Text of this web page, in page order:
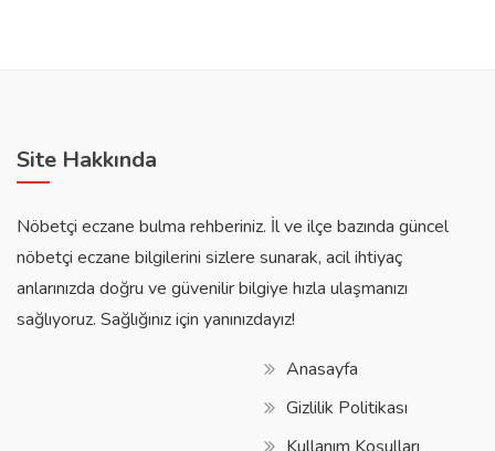
Site Hakkında
Nöbetçi eczane bulma rehberiniz. İl ve ilçe bazında güncel
nöbetçi eczane bilgilerini sizlere sunarak, acil ihtiyaç
anlarınızda doğru ve güvenilir bilgiye hızla ulaşmanızı
sağlıyoruz. Sağlığınız için yanınızdayız!
Anasayfa
Gizlilik Politikası